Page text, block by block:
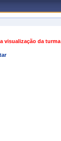
visualização da turma